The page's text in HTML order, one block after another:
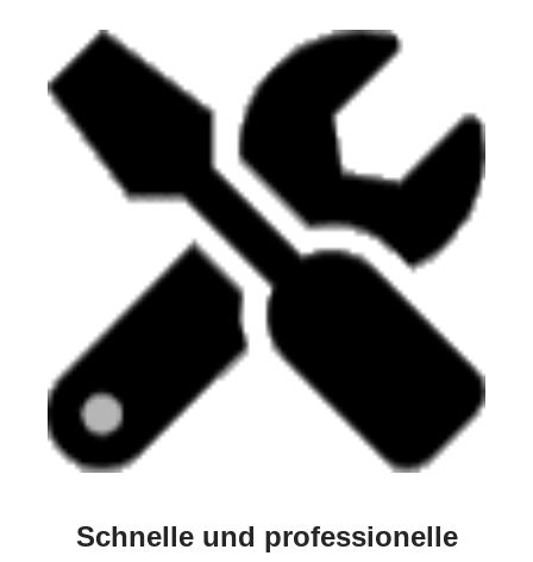
Schnelle und professionelle